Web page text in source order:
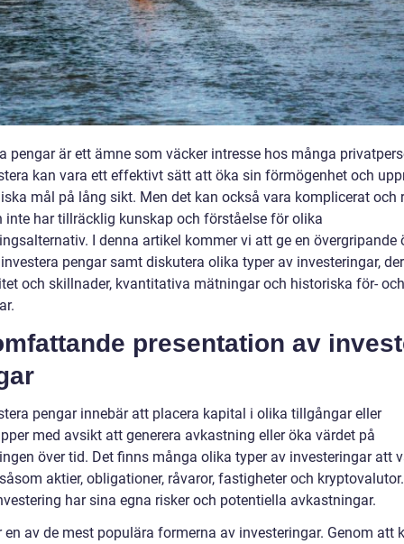
pengar är ett ämne som väcker intresse hos många
kan vara ett effektivt sätt att öka sin förmögenhet och
mål på lång sikt. Men det kan också vara komplicerat och
inte har tillräcklig kunskap och förståelse för olika
I denna artikel kommer vi att ge en övergripande
pengar samt diskutera olika typer av investeringar,
och skillnader, kvantitativa mätningar och historiska för- och
presentation av
pengar innebär att placera kapital i olika tillgångar eller
med avsikt att generera avkastning eller öka värdet på
över tid. Det finns många olika typer av investeringar att
aktier, obligationer, råvaror, fastigheter och
har sina egna risker och potentiella avkastningar.
en av de mest populära formerna av investeringar. Genom att